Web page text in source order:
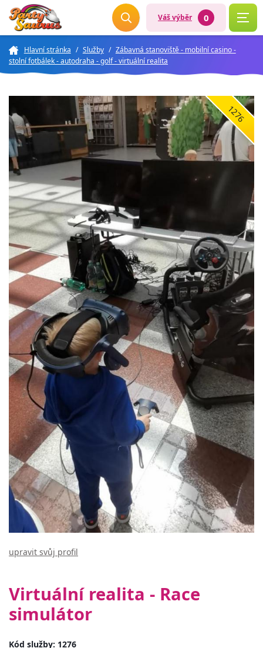
Váš výběr 0
Hlavní stránka / Služby / Zábavná stanoviště - mobilní casino -
stolní fotbálek - autodraha - golf - virtuální realita
1276
upravit svůj profil
Virtuální realita - Race
simulátor
Kód služby: 1276